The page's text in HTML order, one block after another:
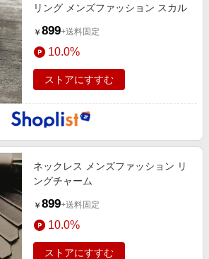
リング メンズファッション スカル
￥ 899+送料固定
10.0%
ストアにすすむ
ネックレス メンズファッション リ
ングチャーム
￥ 899+送料固定
10.0%
ストアにすすむ